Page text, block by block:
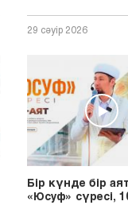
29 сәуір 2026
Бір күнде бір
«Юсуф» сүресі,